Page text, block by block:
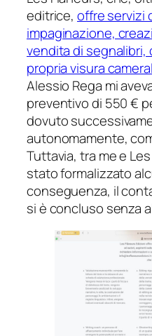
editrice,offre servizi
impaginazione,
vendita di segnalibri,
propria visura
Alessio Rega mi
preventivo di 550 €
dovuto
autonomamente,
Tuttavia, tra me e
stato formalizzato
conseguenza, il
si è concluso senza